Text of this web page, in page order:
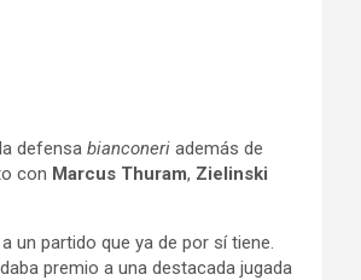
defensa bianconeri además de
con Marcus Thuram, Zielinski
un partido que ya de por sí tiene.
premio a una destacada jugada